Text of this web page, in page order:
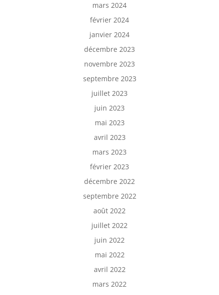
mars 2024
février 2024
janvier 2024
décembre 2023
novembre 2023
septembre 2023
juillet 2023
juin 2023
mai 2023
avril 2023
mars 2023
février 2023
décembre 2022
septembre 2022
août 2022
juillet 2022
juin 2022
mai 2022
avril 2022
mars 2022